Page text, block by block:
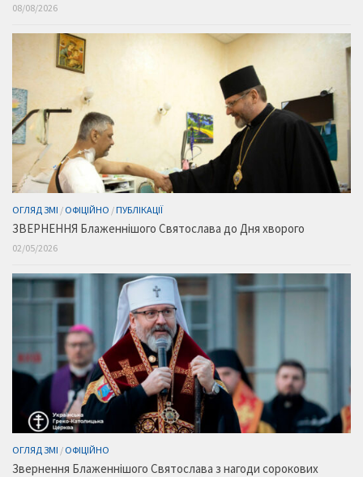
08/08/2026
ОГЛЯД ЗМІ / ОФІЦІЙНО /ПУБЛІКАЦІЇ
ЗВЕРНЕННЯ Блаженнішого Святослава до Дня хворого
02/05/2026
ОГЛЯД ЗМІ / ОФІЦІЙНО
Звернення Блаженнішого Святослава з нагоди сорокових